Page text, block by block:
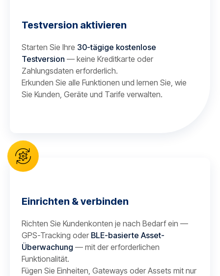
Testversion aktivieren
Starten Sie Ihre 30-tägige kostenlose
Testversion — keine Kreditkarte oder
Zahlungsdaten erforderlich.
Erkunden Sie alle Funktionen und lernen Sie, wie
Sie Kunden, Geräte und Tarife verwalten.
Einrichten & verbinden
Richten Sie Kundenkonten je nach Bedarf ein —
GPS-Tracking oder BLE-basierte Asset-
Überwachung — mit der erforderlichen
Funktionalität.
Fügen Sie Einheiten, Gateways oder Assets mit nur